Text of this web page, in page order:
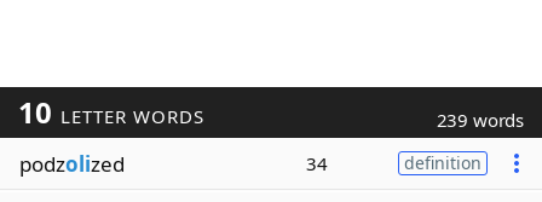
10 LETTER WORDS 239 words
podzolized 34 definition